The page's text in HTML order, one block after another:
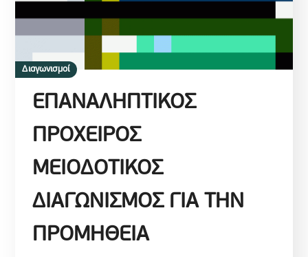
Διαγωνισμοί
ΕΠΑΝΑΛΗΠΤΙΚΟΣ
ΠΡΟΧΕΙΡΟΣ
ΜΕΙΟΔΟΤΙΚΟΣ
ΔΙΑΓΩΝΙΣΜΟΣ ΓΙΑ ΤΗΝ
ΠΡΟΜΗΘΕΙΑ